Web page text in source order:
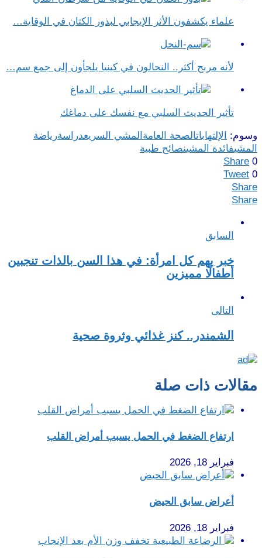
علماء يكشفون الأثر الإيجابي لبذور الكتان في الوقاية…
لأنه مربح أكثر.. النحالون في كينيا يلجأون إلى جمع سم…
تأثير الحديث السلبي مع نفسك على دماغك
وسوم: الإلتهاباتالصحة العامة المشي السريعدراسةرياضة
المشيفائدة المشينصائح طبية
Share 0
Tweet 0
Share
Share
السابق
خبر يهم كل امرأة: في هذا السن بالذات تنجبين
أطفالًا مميزين
التالى
الشمندر.. كنز غذائي وثروة صحية
مقالات ذات صلة
ارتفاع الضغط في الحمل يسبب أمراض القلب
فبراير 18, 2026
أعراض سابق الحيض
فبراير 18, 2026